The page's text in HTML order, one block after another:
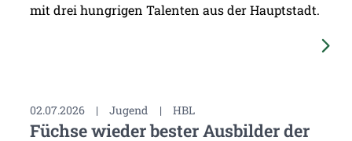
mit drei hungrigen Talenten aus der Hauptstadt.
02.07.2026 | Jugend | HBL
Füchse wieder bester Ausbilder der